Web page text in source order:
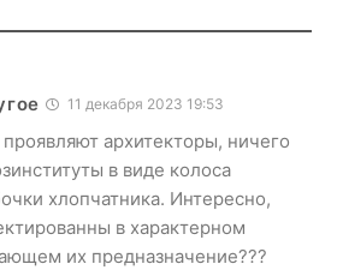
11 декабря 2023 19:53
архитекторы, ничего
в виде колоса
хлопчатника. Интересно,
в характерном
их предназначение???